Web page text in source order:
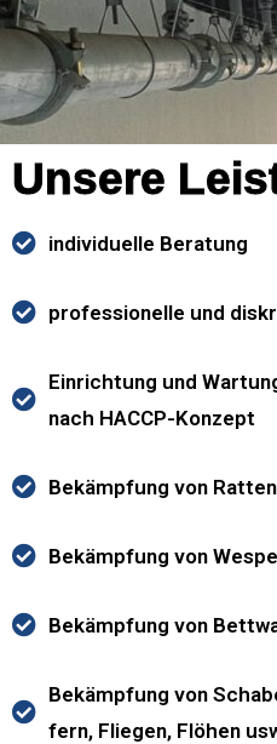
Unsere
individuelle Beratung
professionelle und
Einrichtung und
nach HACCP-Konzept
Bekämpfung von
Bekämpfung von
Bekämpfung von
Bekämpfung von
fern, Fliegen, Flöhen